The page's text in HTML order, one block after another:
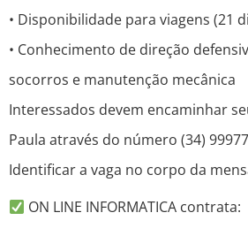
• Disponibilidade para viagens (21
• Conhecimento de direção
socorros e manutenção mecânica
Interessados devem encaminhar
Paula através do número (34)
Identificar a vaga no corpo da
ON LINE INFORMATICA contrata: